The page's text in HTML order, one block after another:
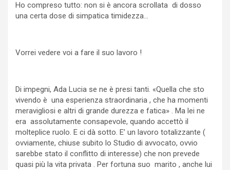
Ho compreso tutto: non si è ancora scrollata di dosso
una certa dose di simpatica timidezza…
Vorrei vedere voi a fare il suo lavoro !
Di impegni, Ada Lucia se ne è presi tanti. «Quella che sto
vivendo è una esperienza straordinaria , che ha momenti
meravigliosi e altri di grande durezza e fatica» . Ma lei ne
era assolutamente consapevole, quando accettò il
molteplice ruolo. E ci dà sotto. E’ un lavoro totalizzante (
ovviamente, chiuse subito lo Studio di avvocato, ovvio
sarebbe stato il conflitto di interesse) che non prevede
quasi più la vita privata . Per fortuna suo marito , anche lui